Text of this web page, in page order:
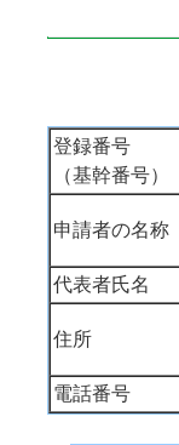
登録番号
（基幹番号）
申請者の名称
代表者氏名
住所
電話番号